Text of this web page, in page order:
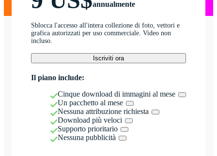
annualmente
Sblocca l'accesso all'intera collezione di foto, vettori e
grafica autorizzati per uso commerciale. Video non
incluso.
Iscriviti ora
Il piano include:
Cinque download di immagini al mese
Un pacchetto al mese
Nessuna attribuzione richiesta
Download più veloci
Supporto prioritario
Nessuna pubblicità